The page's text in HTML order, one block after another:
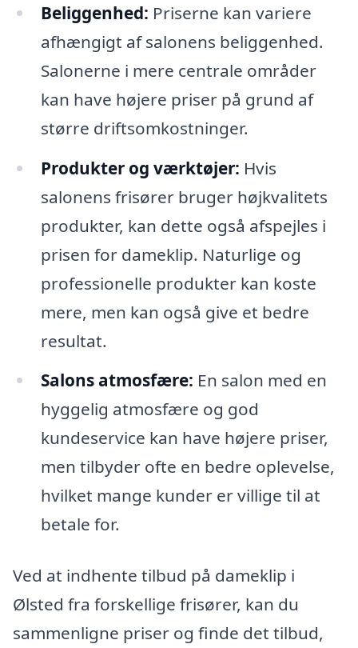
Beliggenhed: Priserne kan variere
afhængigt af salonens beliggenhed.
Salonerne i mere centrale områder
kan have højere priser på grund af
større driftsomkostninger.
Produkter og værktøjer: Hvis
salonens frisører bruger højkvalitets
produkter, kan dette også afspejles i
prisen for dameklip. Naturlige og
professionelle produkter kan koste
mere, men kan også give et bedre
resultat.
Salons atmosfære: En salon med en
hyggelig atmosfære og god
kundeservice kan have højere priser,
men tilbyder ofte en bedre oplevelse,
hvilket mange kunder er villige til at
betale for.
Ved at indhente tilbud på dameklip i
Ølsted fra forskellige frisører, kan du
sammenligne priser og finde det tilbud,